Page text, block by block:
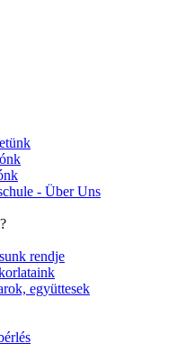
- Über Uns
rendje
együttesek